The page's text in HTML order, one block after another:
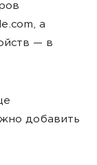
а
— в
добавить